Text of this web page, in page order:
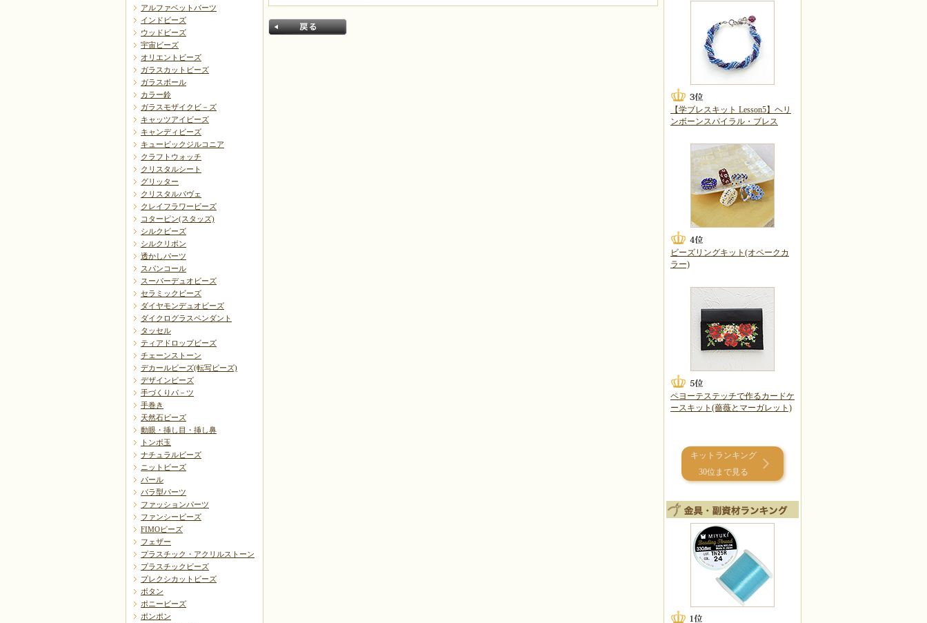
アルファベットパーツ
インドビーズ
ウッドビーズ
宇宙ビーズ
オリエントビーズ
ガラスカットビーズ
ガラスボール
カラー鈴
ガラスモザイクビ－ズ
キャッツアイビーズ
キャンディビーズ
キュービックジルコニア
クラフトウォッチ
クリスタルシート
グリッター
クリスタルパヴェ
クレイフラワービーズ
コターピン(スタッズ)
シルクビーズ
シルクリボン
透かしパーツ
スパンコール
スーパーデュオビーズ
セラミックビーズ
ダイヤモンデュオビーズ
ダイクログラスペンダント
タッセル
ティアドロップビーズ
チェーンストーン
デカールビーズ(転写ビーズ)
デザインビーズ
手づくりパ－ツ
手巻き
天然石ビーズ
動眼・挿し目・挿し鼻
トンボ玉
ナチュラルビーズ
ニットビーズ
パール
バラ型パーツ
ファッションパーツ
ファンシービーズ
FIMOビーズ
フェザー
プラスチック・アクリルストーン
プラスチックビーズ
プレクシカットビーズ
ボタン
ポニービーズ
ポンポン
【学ブレスキット Lesson5】ヘリ
ンボーンスパイラル・ブレス
ビーズリングキット(オペークカ
ラー)
ペヨーテステッチで作るカードケ
ースキット(薔薇とマーガレット)
キットランキング
30位まで見る